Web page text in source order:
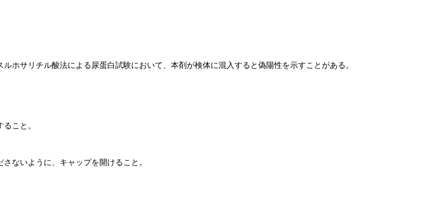
ホサリチル酸法による尿蛋白試験において、本剤が検体に混入すると偽陽性を示すことがある。
こと。
ないように、キャップを開けること。